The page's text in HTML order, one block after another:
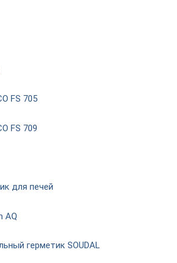
FS 705
FS 709
для печей
AQ
герметик SOUDAL